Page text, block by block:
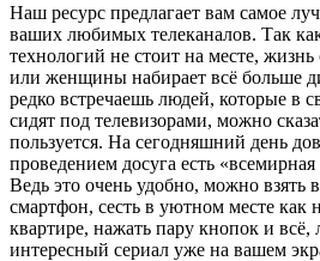
Наш ресурс предлагает вам самое
ваших любимых телеканалов. Так
технологий не стоит на месте,
или женщины набирает всё больше
редко встречаешь людей, которые в
сидят под телевизорами, можно
пользуется. На сегодняшний день
проведением досуга есть
Ведь это очень удобно, можно взять
смартфон, сесть в уютном месте как
квартире, нажать пару кнопок и всё,
интересный сериал уже на вашем